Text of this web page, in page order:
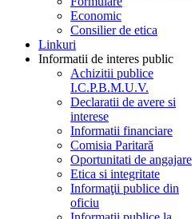
Economic
Consilier de etica
Linkuri
Informatii de interes public
Achizitii publice
I.C.P.B.M.U.V.
Declaratii de avere si
interese
Informatii financiare
Comisia Paritară
Oportunitati de angajare
Etica si integritate
Informaţii publice din
oficiu